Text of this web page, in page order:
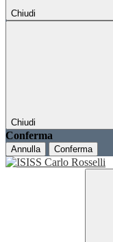
Chiudi
Chiudi
Conferma
Annulla Conferma